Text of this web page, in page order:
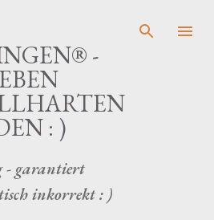
-
: )
- garantiert
inkorrekt : )